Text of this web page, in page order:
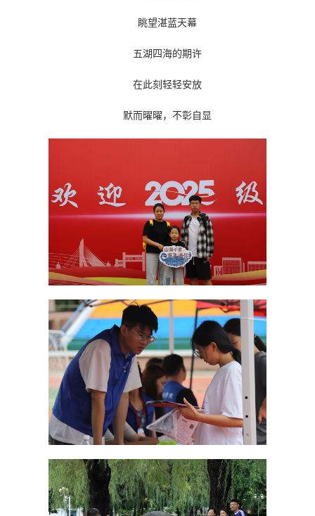
眺望湛蓝天幕
五湖四海的期许
在此刻轻轻安放
默而曜曜，不彰自显